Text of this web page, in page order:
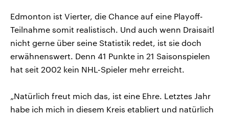
Edmonton ist Vierter, die Chance auf eine Playoff-
Teilnahme somit realistisch. Und auch wenn Draisaitl
nicht gerne über seine Statistik redet, ist sie doch
erwähnenswert. Denn 41 Punkte in 21 Saisonspielen
hat seit 2002 kein NHL-Spieler mehr erreicht.
„Natürlich freut mich das, ist eine Ehre. Letztes Jahr
habe ich mich in diesem Kreis etabliert und natürlich